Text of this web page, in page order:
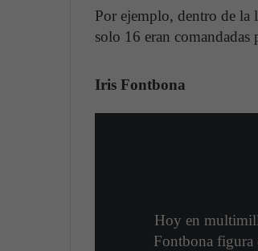
Por ejemplo, dentro de la
solo 16 eran
Iris Fontbona
Hoy en
Fontbona figura